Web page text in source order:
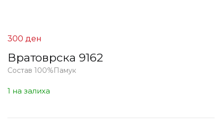
Вратоврска 9162
300 ден
Состав 100%Памук
1 на залиха